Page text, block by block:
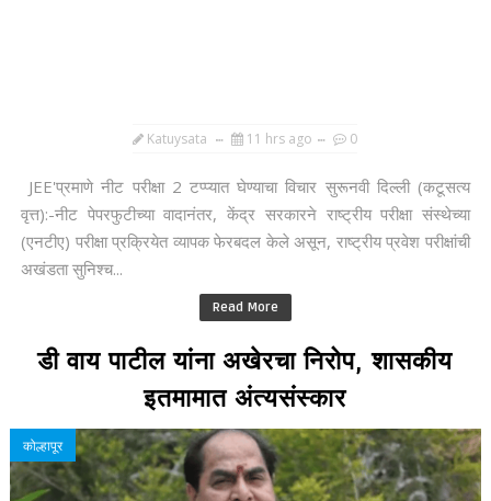
Katuysata 11 hrs ago 0
JEE'प्रमाणे नीट परीक्षा 2 टप्प्यात घेण्याचा विचार सुरूनवी दिल्ली (कटूसत्य
वृत्त):-नीट पेपरफुटीच्या वादानंतर, केंद्र सरकारने राष्ट्रीय परीक्षा संस्थेच्या
(एनटीए) परीक्षा प्रक्रियेत व्यापक फेरबदल केले असून, राष्ट्रीय प्रवेश परीक्षांची
अखंडता सुनिश्च...
Read More
डी वाय पाटील यांना अखेरचा निरोप, शासकीय
इतमामात अंत्यसंस्कार
कोल्हापूर